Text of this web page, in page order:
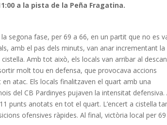
a la pista de la Peña Fragatina.
segona fase, per 69 a 66, en un partit que no es
amb el pas dels minuts, van anar incrementant la
Amb tot això, els locals van arribar al
molt tou en defensa, que provocava accions
atac. Els locals finalitzaven el quart amb una
del CB Pardinyes pujaven la intensitat defensiva.
punts anotats en tot el quart. L’encert a cistella
ofensives ràpides. Al final, victòria local per